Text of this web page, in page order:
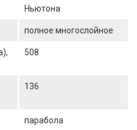
Ньютона
полное многослойное
508
136
парабола